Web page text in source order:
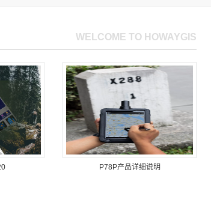
P78P产品详细说明